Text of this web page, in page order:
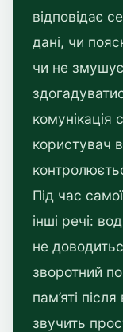
відповідає
дані, чи
чи не
комунікація
користувач
Під час
інші речі:
не
зворотний
пам’яті
звучить